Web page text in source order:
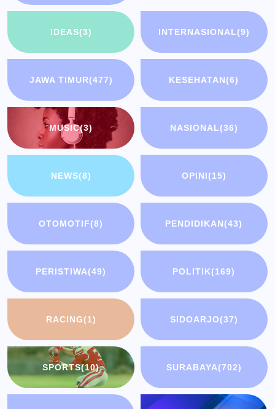
IDEAS(3) INTERNASIONAL(9)
JAWA TIMUR(477) KESEHATAN(6)
MUSIC(3) NASIONAL(36)
NEWS(8) OPINI(15)
OTOMOTIF(8) PENDIDIKAN(43)
PERISTIWA(49) POLITIK(169)
RACING(1) SIDOARJO(37)
SPORTS(10) SURABAYA(702)